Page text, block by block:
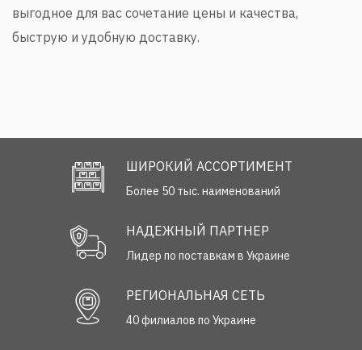
выгодное для вас сочетание цены и качества,
быструю и удобную доставку.
ШИРОКИЙ АССОРТИМЕНТ
Более 50 тыс. наименований
НАДЕЖНЫЙ ПАРТНЕР
Лидер по поставкам в Украине
РЕГИОНАЛЬНАЯ СЕТЬ
40 филиалов по Украине